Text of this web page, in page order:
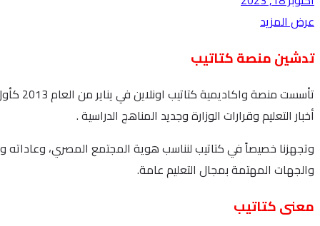
عرض المزيد
تدشين منصة كتاتيب
أخبار التعليم وقرارات الوزارة وجديد المناهج الدراسية .
وتجهزنا خصيصاً في كتاتيب لنناسب هوية المجتمع المصري، وعاداته
والجهات المهتمة بمجال التعليم عامة.
معنى كتاتيب